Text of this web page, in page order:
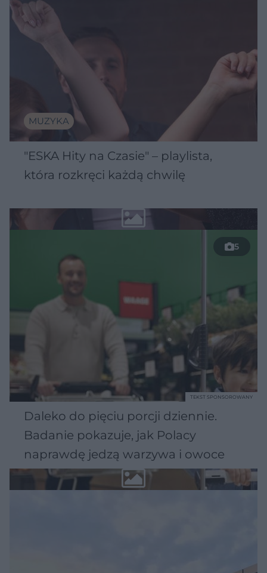
MUZYKA
"ESKA Hity na Czasie" – playlista,
która rozkręci każdą chwilę
5
Daleko do pięciu porcji dziennie.
Badanie pokazuje, jak Polacy
naprawdę jedzą warzywa i owoce
TEKST SPONSOROWANY